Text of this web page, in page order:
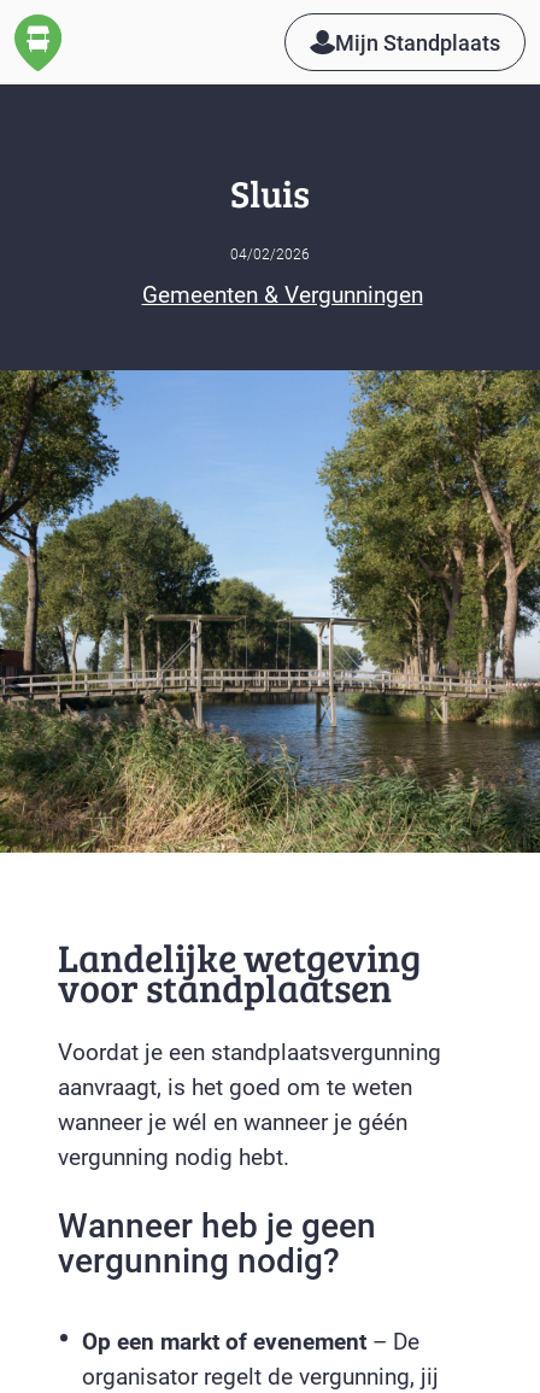
Mijn Standplaats
Sluis
04/02/2026
Gemeenten & Vergunningen
Landelijke wetgeving
voor standplaatsen
Voordat je een standplaatsvergunning
aanvraagt, is het goed om te weten
wanneer je wél en wanneer je géén
vergunning nodig hebt.
Wanneer heb je geen
vergunning nodig?
Op een markt of evenement – De
organisator regelt de vergunning, jij